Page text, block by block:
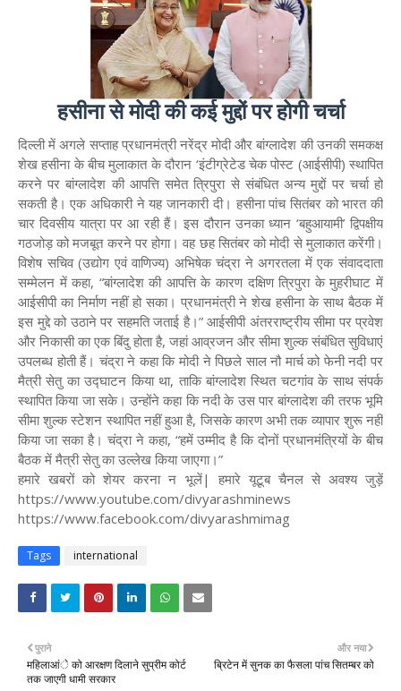
हसीना से मोदी की कई मुद्दों पर होगी चर्चा
दिल्ली में अगले सप्ताह प्रधानमंत्री नरेंद्र मोदी और बांग्लादेश की उनकी समकक्ष
शेख हसीना के बीच मुलाकात के दौरान ‘इंटीग्रेटेड चेक पोस्ट (आईसीपी) स्थापित
करने पर बांग्लादेश की आपत्ति समेत त्रिपुरा से संबंधित अन्य मुद्दों पर चर्चा हो
सकती है। एक अधिकारी ने यह जानकारी दी। हसीना पांच सितंबर को भारत की
चार दिवसीय यात्रा पर आ रही हैं। इस दौरान उनका ध्यान ‘बहुआयामी’ द्विपक्षीय
गठजोड़ को मजबूत करने पर होगा। वह छह सितंबर को मोदी से मुलाकात करेंगी।
विशेष सचिव (उद्योग एवं वाणिज्य) अभिषेक चंद्रा ने अगरतला में एक संवाददाता
सम्मेलन में कहा, “बांग्लादेश की आपत्ति के कारण दक्षिण त्रिपुरा के मुहरीघाट में
आईसीपी का निर्माण नहीं हो सका। प्रधानमंत्री ने शेख हसीना के साथ बैठक में
इस मुद्दे को उठाने पर सहमति जताई है।” आईसीपी अंतरराष्ट्रीय सीमा पर प्रवेश
और निकासी का एक बिंदु होता है, जहां आव्रजन और सीमा शुल्क संबंधित सुविधाएं
उपलब्ध होती हैं। चंद्रा ने कहा कि मोदी ने पिछले साल नौ मार्च को फेनी नदी पर
मैत्री सेतु का उद्घाटन किया था, ताकि बांग्लादेश स्थित चटगांव के साथ संपर्क
स्थापित किया जा सके। उन्होंने कहा कि नदी के उस पार बांग्लादेश की तरफ भूमि
सीमा शुल्क स्टेशन स्थापित नहीं हुआ है, जिसके कारण अभी तक व्यापार शुरू नहीं
किया जा सका है। चंद्रा ने कहा, “हमें उम्मीद है कि दोनों प्रधानमंत्रियों के बीच
बैठक में मैत्री सेतु का उल्लेख किया जाएगा।”
हमारे खबरों को शेयर करना न भूलें| हमारे यूटूब चैनल से अवश्य जुड़ें
https://www.youtube.com/divyarashminews
https://www.facebook.com/divyarashmimag
Tags international
और नया
ब्रिटेन में सुनक का फैसला पांच सितम्बर को
पुराने
महिलाआंे को आरक्षण दिलाने सुप्रीम कोर्ट
तक जाएगी धामी सरकार